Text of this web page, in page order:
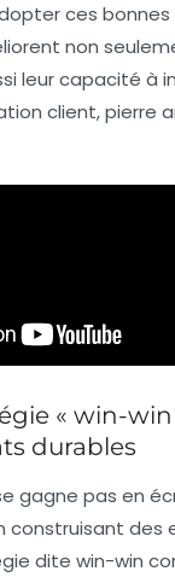
ces
non
leur capacité à
client, pierre
« win-
durables
gagne pas en
construisant des
dite win-win